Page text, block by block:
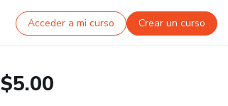
Acceder a mi curso Crear un curso
$5.00